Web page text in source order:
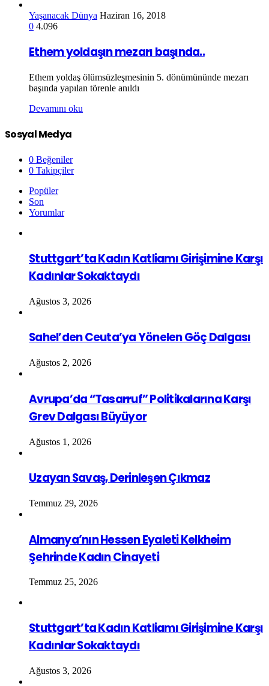
Yaşanacak Dünya Haziran 16, 2018
0 4.096
Ethem yoldaşın mezarı başında..
Ethem yoldaş ölümsüzleşmesinin 5. dönümününde mezarı
başında yapılan törenle anıldı
Devamını oku
Sosyal Medya
0 Beğeniler
0 Takipçiler
Popüler
Son
Yorumlar
Stuttgart’ta Kadın Katliamı Girişimine Karşı
Kadınlar Sokaktaydı
Ağustos 3, 2026
Sahel’den Ceuta’ya Yönelen Göç Dalgası
Ağustos 2, 2026
Avrupa’da “Tasarruf” Politikalarına Karşı
Grev Dalgası Büyüyor
Ağustos 1, 2026
Uzayan Savaş, Derinleşen Çıkmaz
Temmuz 29, 2026
Almanya’nın Hessen Eyaleti Kelkheim
Şehrinde Kadın Cinayeti
Temmuz 25, 2026
Stuttgart’ta Kadın Katliamı Girişimine Karşı
Kadınlar Sokaktaydı
Ağustos 3, 2026